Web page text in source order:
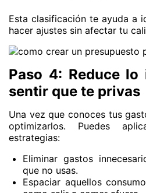
Esta clasificación te ayuda a
hacer ajustes sin afectar tu
Paso 4: Reduce lo
sentir que te privas
Una vez que conoces tus
optimizarlos. Puedes
estrategias:
Eliminar gastos
que no usas.
Espaciar aquellos